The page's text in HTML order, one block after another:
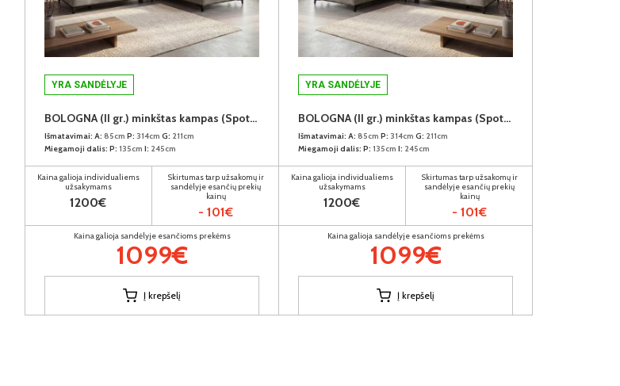
YRA SANDĖLYJE
BOLOGNA (II gr.) minkštas kampas (Spot-14) D
Išmatavimai: A: 85cm P: 314cm G: 211cm
Miegamoji dalis: P: 135cm I: 245cm
Kaina galioja individualiems
užsakymams
1200€
Skirtumas tarp užsakomų ir
sandėlyje esančių prekių
kainų
- 101€
Kaina galioja sandėlyje esančioms prekėms
1099€
Į krepšelį
YRA SANDĖLYJE
BOLOGNA (II gr.) minkštas kampas (Spot-14) K
Išmatavimai: A: 85cm P: 314cm G: 211cm
Miegamoji dalis: P: 135cm I: 245cm
Kaina galioja individualiems
užsakymams
1200€
Skirtumas tarp užsakomų ir
sandėlyje esančių prekių
kainų
- 101€
Kaina galioja sandėlyje esančioms prekėms
1099€
Į krepšelį